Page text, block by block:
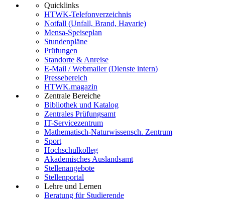
Quicklinks
HTWK-Telefonverzeichnis
Notfall (Unfall, Brand, Havarie)
Mensa-Speiseplan
Stundenpläne
Prüfungen
Standorte & Anreise
E-Mail / Webmailer (Dienste intern)
Pressebereich
HTWK.magazin
Zentrale Bereiche
Bibliothek und Katalog
Zentrales Prüfungsamt
IT-Servicezentrum
Mathematisch-Naturwissensch. Zentrum
Sport
Hochschulkolleg
Akademisches Auslandsamt
Stellenangebote
Stellenportal
Lehre und Lernen
Beratung für Studierende